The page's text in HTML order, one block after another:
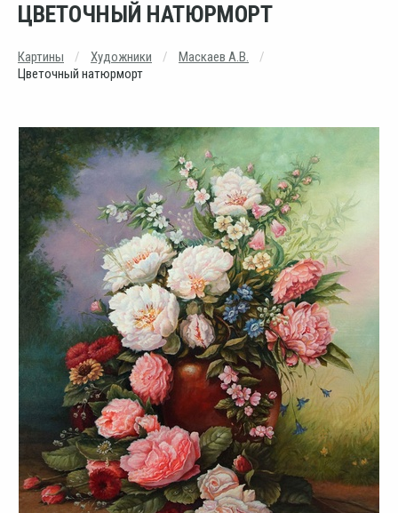
ЦВЕТОЧНЫЙ НАТЮРМОРТ
Картины Художники
Маскаев А.В.
Цветочный натюрморт